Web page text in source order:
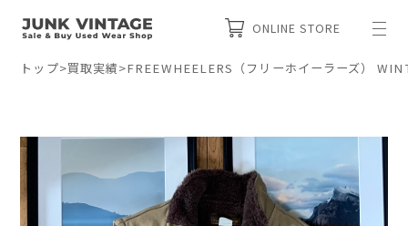
ONLINE STORE
トップ>買取実績>FREEWHEELERS（フリーホイーラーズ）